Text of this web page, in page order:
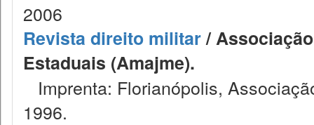
2006
Revista direito militar/
Estaduais (Amajme).
Imprenta: Florianópolis,
1996.